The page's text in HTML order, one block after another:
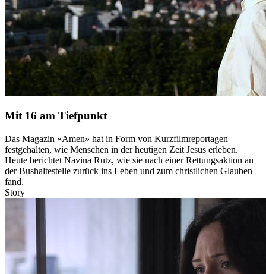
Mit 16 am Tiefpunkt
Das Magazin «Amen» hat in Form von Kurzfilmreportagen
festgehalten, wie Menschen in der heutigen Zeit Jesus erleben.
Heute berichtet Navina Rutz, wie sie nach einer Rettungsaktion an
der Bushaltestelle zurück ins Leben und zum christlichen Glauben
fand.
Story